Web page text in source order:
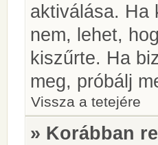
aktiválása. Ha
nem, lehet,
kiszűrte. Ha
meg, próbálj
Vissza a tetejére
» Korábban